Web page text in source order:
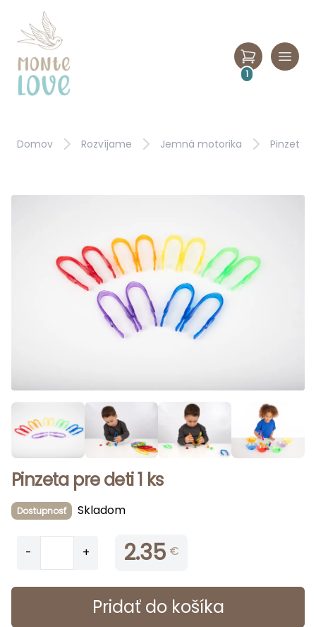
1
Domov Rozvíjame Jemná motorika Pinzeta
Pinzeta pre deti 1 ks
Dostupnosť Skladom
- + 2.35 €
Pridať do košíka